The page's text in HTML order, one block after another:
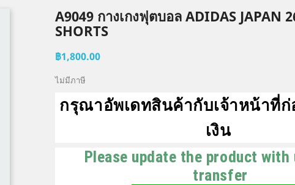
A9049 กางเกงฟุตบอล ADIDAS JAPAN
SHORTS
฿1,800.00
ไม่มีภาษี
กรุณาอัพเดทสินค้ากับเจ้าหน้าที่
เงิน
Please update the product with
transfer